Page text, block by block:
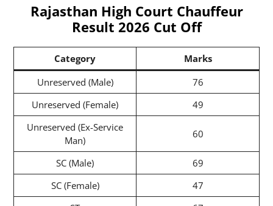
Rajasthan High Court Chauffeur
Result 2026 Cut Off
Category
Marks
Unreserved (Male)
76
Unreserved (Female)
49
Unreserved (Ex-Service
Man)
60
SC (Male)
69
SC (Female)
47